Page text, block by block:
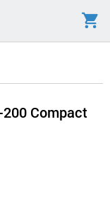
Compact